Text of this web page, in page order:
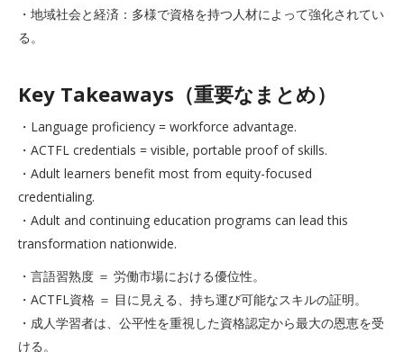
・地域社会と経済：多様で資格を持つ人材によって強化されてい
る。
Key Takeaways（重要なまとめ）
・Language proficiency = workforce advantage.
・ACTFL credentials = visible, portable proof of skills.
・Adult learners benefit most from equity-focused
credentialing.
・Adult and continuing education programs can lead this
transformation nationwide.
・言語習熟度 ＝ 労働市場における優位性。
・ACTFL資格 ＝ 目に見える、持ち運び可能なスキルの証明。
・成人学習者は、公平性を重視した資格認定から最大の恩恵を受
ける。